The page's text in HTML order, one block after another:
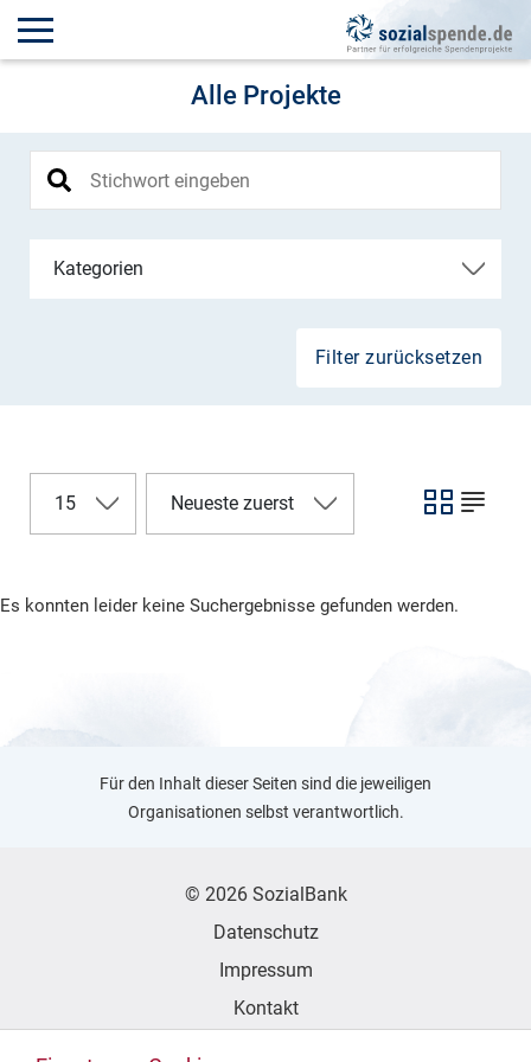
Alle Projekte
Kategorien
Filter zurücksetzen
15 Neueste zuerst
Es konnten leider keine Suchergebnisse gefunden werden.
Für den Inhalt dieser Seiten sind die jeweiligen
Organisationen selbst verantwortlich.
© 2026 SozialBank
Datenschutz
Impressum
Kontakt